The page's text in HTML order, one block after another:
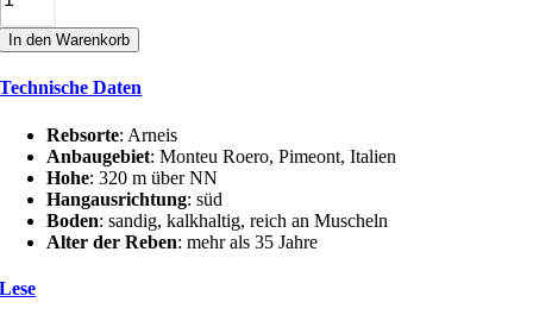
In den Warenkorb
Technische Daten
Rebsorte: Arneis
Anbaugebiet: Monteu Roero, Pimeont, Italien
Hohe: 320 m über NN
Hangausrichtung: süd
Boden: sandig, kalkhaltig, reich an Muscheln
Alter der Reben: mehr als 35 Jahre
Lese